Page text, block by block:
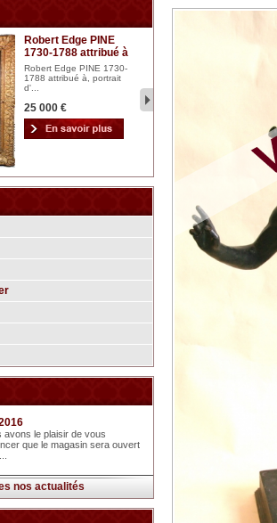
Robert Edge PINE
1730-1788 attribué à
Robert Edge PINE 1730-
1788 attribué à, portrait
d'...
25 000 €
avons le plaisir de vous
que le magasin sera ouvert
nos actualités